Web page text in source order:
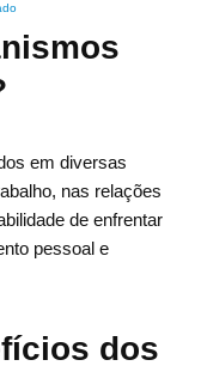
em diversas
nas relações
de enfrentar
pessoal e
dos